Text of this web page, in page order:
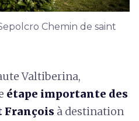
Chemin de saint
Valtiberina,
étape importante des
François à destination